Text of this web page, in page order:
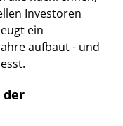
Investoren
ein
aufbaut - und
der